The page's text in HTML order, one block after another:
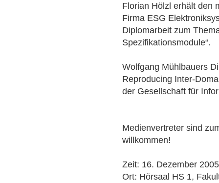
Florian Hölzl erhält den
Firma ESG
Diplomarbeit zum
Spezifikationsmodule“.
Wolfgang Mühlbauers
Reproducing Inter-
der Gesellschaft für
Medienvertreter sind
willkommen!
Zeit: 16. Dezember
Ort: Hörsaal HS 1,